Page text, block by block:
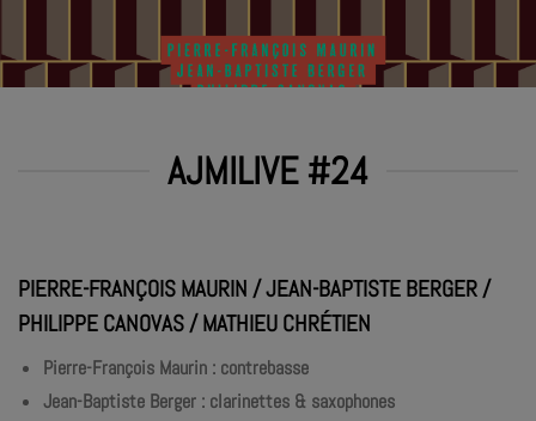
AJMILIVE #24
PIERRE-FRANÇOIS MAURIN / JEAN-BAPTISTE BERGER /
PHILIPPE CANOVAS / MATHIEU CHRÉTIEN
Pierre-François Maurin : contrebasse
Jean-Baptiste Berger : clarinettes & saxophones